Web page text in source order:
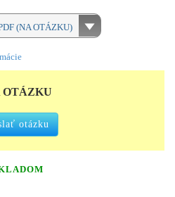
(NA OTÁZKU)
OTÁZKU
otázku